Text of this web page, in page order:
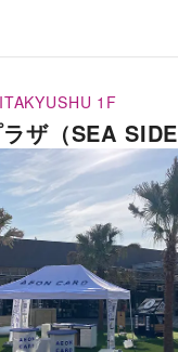
1F
ザ（SEA